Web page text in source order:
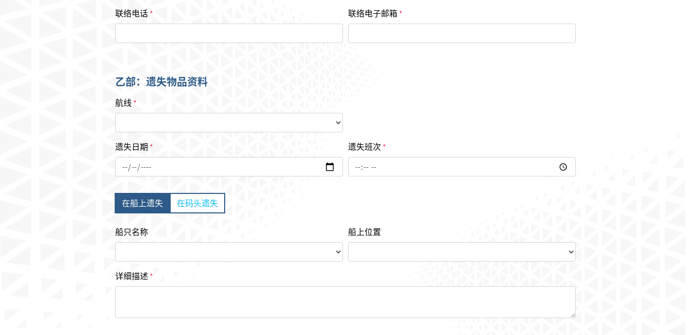
联络电话 * 联络电子邮箱 *
乙部：遗失物品资料
航线 *
遗失日期 * 遗失班次 *
在船上遗失 在码头遗失
船只名称 船上位置
详细描述 *